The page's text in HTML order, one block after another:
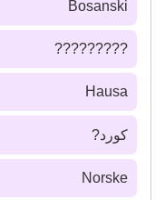
Bosanski
?????????
Hausa
كورد?
Norske